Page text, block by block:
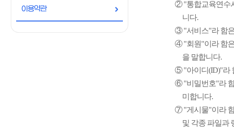
이용약관
② "통합교육연수
니다.
③ "서비스"라 함
④ "회원"이라 함
을 말합니다.
⑤ "아이디(ID)"라
⑥ "비밀번호"라
미합니다.
⑦ "게시물"이라 함
및 각종 파일과